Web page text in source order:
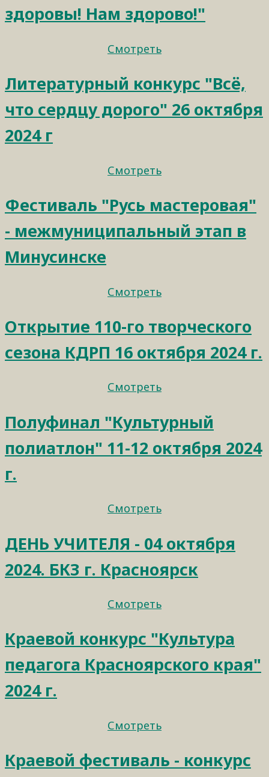
здоровы! Нам здорово!"
Смотреть
Литературный конкурс "Всё,
что сердцу дорого" 26 октября
2024 г
Смотреть
Фестиваль "Русь мастеровая"
- межмуниципальный этап в
Минусинске
Смотреть
Открытие 110-го творческого
сезона КДРП 16 октября 2024 г.
Смотреть
Полуфинал "Культурный
полиатлон" 11-12 октября 2024
г.
Смотреть
ДЕНЬ УЧИТЕЛЯ - 04 октября
2024. БКЗ г. Красноярск
Смотреть
Краевой конкурс "Культура
педагога Красноярского края"
2024 г.
Смотреть
Краевой фестиваль - конкурс